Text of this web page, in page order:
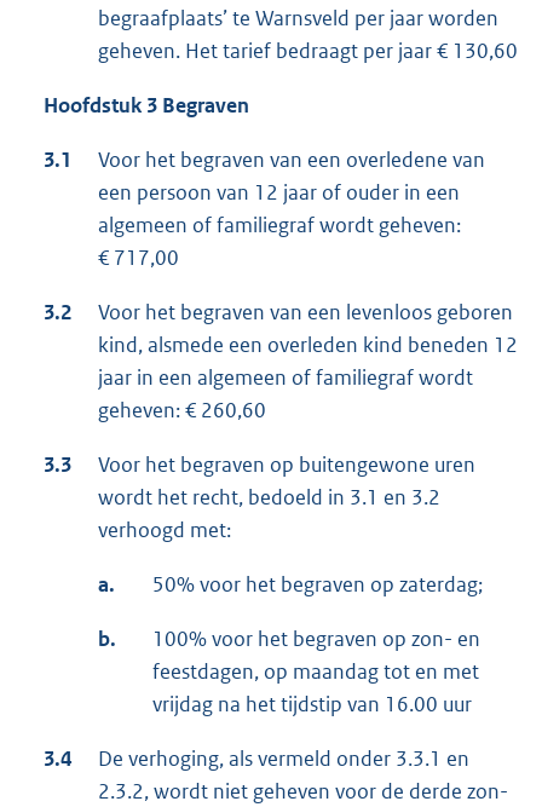
begraafplaats’ te Warnsveld per jaar worden
geheven. Het tarief bedraagt per jaar € 130,60
Hoofdstuk 3 Begraven
3.1
Voor het begraven van een overledene van
een persoon van 12 jaar of ouder in een
algemeen of familiegraf wordt geheven:
€ 717,00
3.2
Voor het begraven van een levenloos geboren
kind, alsmede een overleden kind beneden 12
jaar in een algemeen of familiegraf wordt
geheven: € 260,60
3.3
Voor het begraven op buitengewone uren
wordt het recht, bedoeld in 3.1 en 3.2
verhoogd met:
a. 50% voor het begraven op zaterdag;
b.
100% voor het begraven op zon- en
feestdagen, op maandag tot en met
vrijdag na het tijdstip van 16.00 uur
3.4
De verhoging, als vermeld onder 3.3.1 en
2.3.2, wordt niet geheven voor de derde zon-